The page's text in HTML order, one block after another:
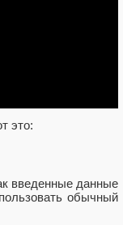
это:
введенные данные
обычный